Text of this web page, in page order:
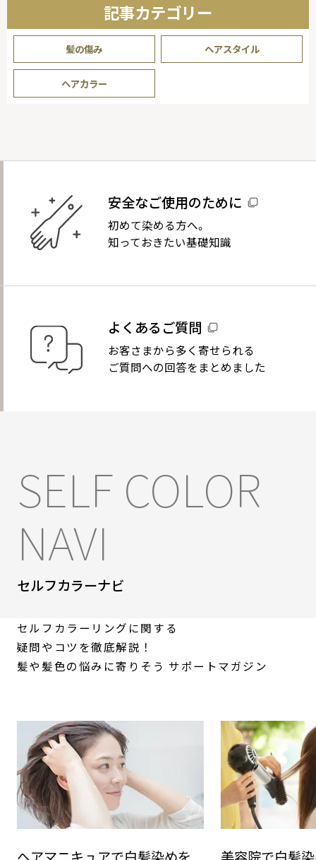
記事カテゴリー
髪の傷み ヘアスタイル
ヘアカラー
安全なご使用のために
初めて染める方へ。
知っておきたい基礎知識
よくあるご質問
お客さまから多く寄せられる
ご質問への回答をまとめました
SELF COLOR
NAVI
セルフカラーナビ
セルフカラーリングに関する
疑問やコツを徹底解説！
髪や髪色の悩みに寄りそう サポートマガジン